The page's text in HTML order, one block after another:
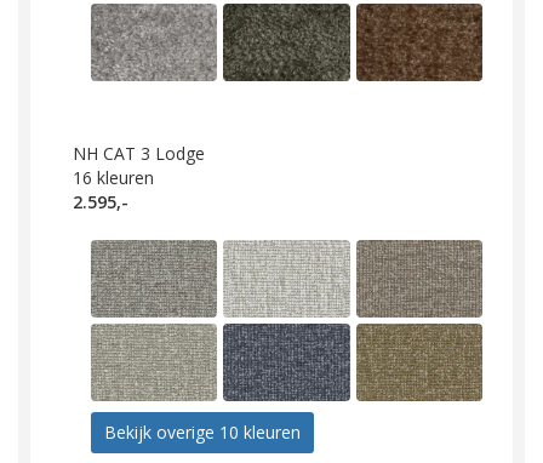
NH CAT 3 Lodge
16 kleuren
2.595,-
Bekijk overige 10 kleuren